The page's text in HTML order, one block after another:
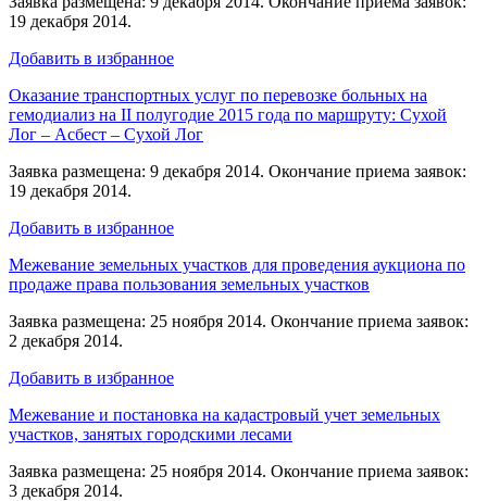
19 декабря 2014.
Добавить в избранное
Оказание транспортных услуг по перевозке больных на
гемодиализ на II полугодие 2015 года по маршруту: Сухой
Лог – Асбест – Сухой Лог
Заявка размещена: 9 декабря 2014. Окончание приема заявок:
19 декабря 2014.
Добавить в избранное
Межевание земельных участков для проведения аукциона по
продаже права пользования земельных участков
Заявка размещена: 25 ноября 2014. Окончание приема заявок:
2 декабря 2014.
Добавить в избранное
Межевание и постановка на кадастровый учет земельных
участков, занятых городскими лесами
Заявка размещена: 25 ноября 2014. Окончание приема заявок:
3 декабря 2014.